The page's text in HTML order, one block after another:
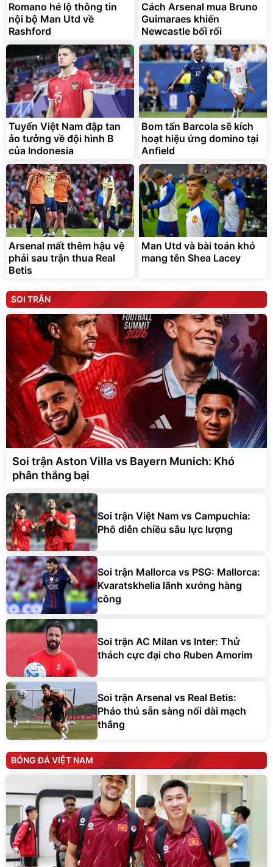
Romano hé lộ thông tin
nội bộ Man Utd về
Rashford
Cách Arsenal mua Bruno
Guimaraes khiến
Newcastle bối rối
Tuyển Việt Nam đập tan
ảo tưởng về đội hình B
của Indonesia
Bom tấn Barcola sẽ kích
hoạt hiệu ứng domino tại
Anfield
Arsenal mất thêm hậu vệ
phải sau trận thua Real
Betis
Man Utd và bài toán khó
mang tên Shea Lacey
SOI TRẬN
Soi trận Aston Villa vs Bayern Munich: Khó
phân thắng bại
Soi trận Việt Nam vs Campuchia:
Phô diễn chiều sâu lực lượng
Soi trận Mallorca vs PSG: Mallorca:
Kvaratskhelia lãnh xướng hàng
công
Soi trận AC Milan vs Inter: Thử
thách cực đại cho Ruben Amorim
Soi trận Arsenal vs Real Betis:
Pháo thủ sẵn sàng nối dài mạch
thắng
BÓNG ĐÁ VIỆT NAM